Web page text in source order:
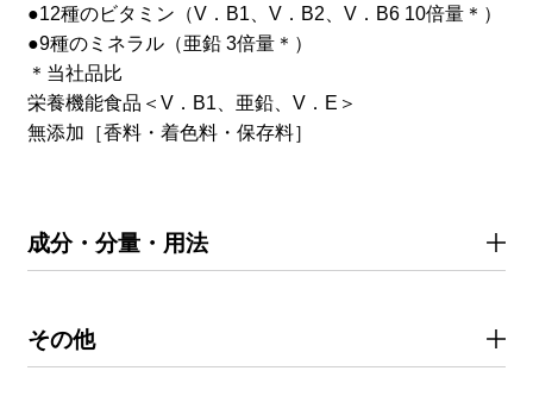
●12種のビタミン（V．B1、V．B2、V．B6 10倍量＊）
●9種のミネラル（亜鉛 3倍量＊）
＊当社品比
栄養機能食品＜V．B1、亜鉛、V．E＞
無添加［香料・着色料・保存料］
成分・分量・用法
その他